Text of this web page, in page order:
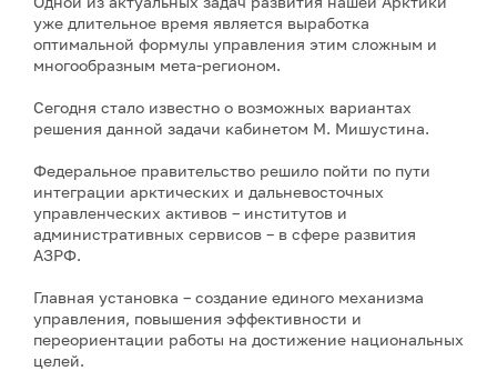
уже длительное время является выработка
оптимальной формулы управления этим сложным и
многообразным мета-регионом.
Сегодня стало известно о возможных вариантах
решения данной задачи кабинетом М. Мишустина.
Федеральное правительство решило пойти по пути
интеграции арктических и дальневосточных
управленческих активов – институтов и
административных сервисов – в сфере развития
АЗРФ.
Главная установка – создание единого механизма
управления, повышения эффективности и
переориентации работы на достижение национальных
целей.